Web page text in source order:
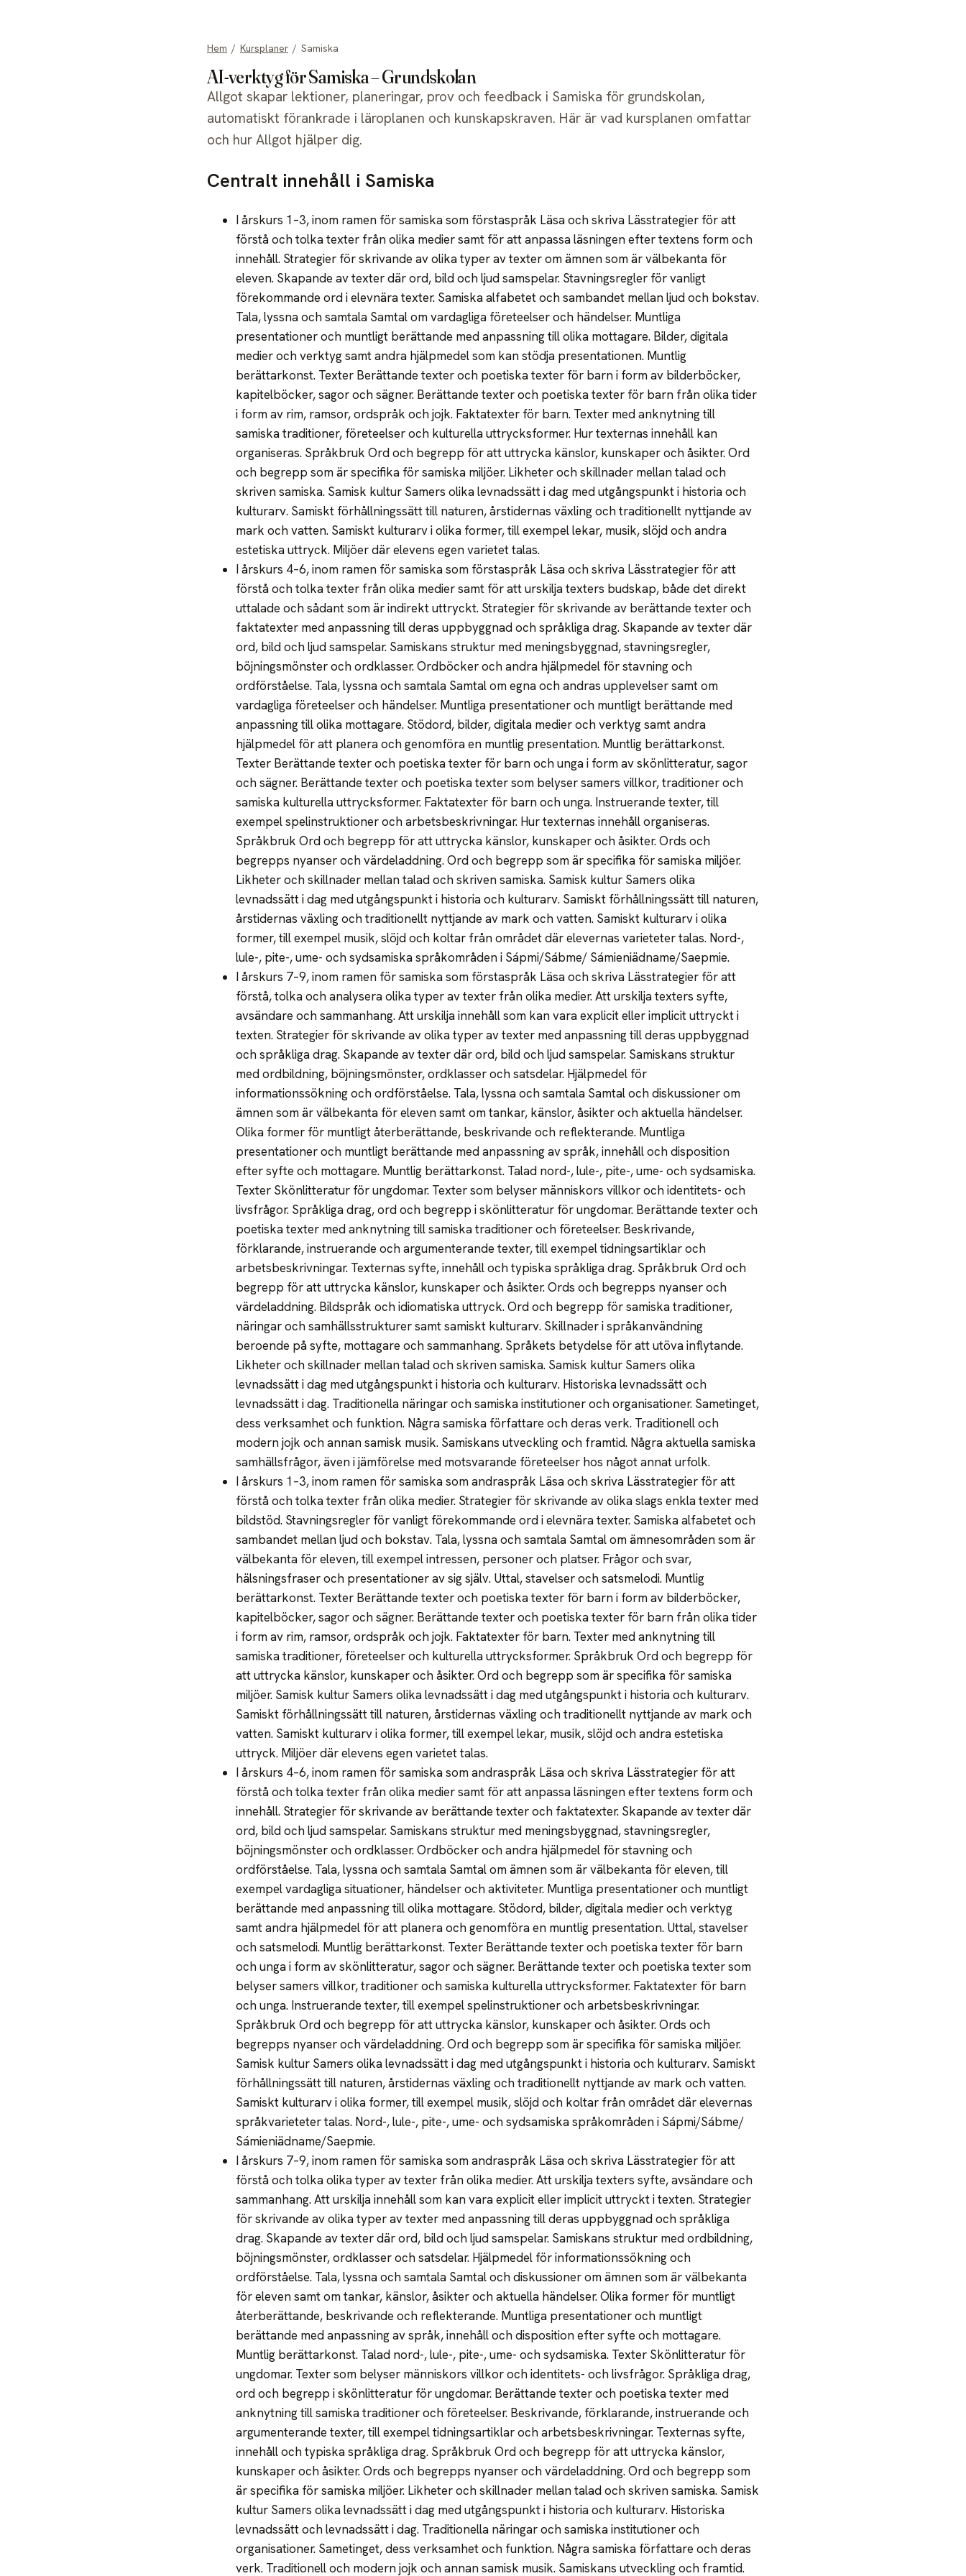
Hem / Kursplaner / Samiska
AI-verktyg för Samiska – Grundskolan
Allgot skapar lektioner, planeringar, prov och feedback i Samiska för grundskolan,
automatiskt förankrade i läroplanen och kunskapskraven. Här är vad kursplanen omfattar
och hur Allgot hjälper dig.
Centralt innehåll i Samiska
I årskurs 1–3, inom ramen för samiska som förstaspråk Läsa och skriva Lässtrategier för att
förstå och tolka texter från olika medier samt för att anpassa läsningen efter textens form och
innehåll. Strategier för skrivande av olika typer av texter om ämnen som är välbekanta för
eleven. Skapande av texter där ord, bild och ljud samspelar. Stavningsregler för vanligt
förekommande ord i elevnära texter. Samiska alfabetet och sambandet mellan ljud och bokstav.
Tala, lyssna och samtala Samtal om vardagliga företeelser och händelser. Muntliga
presentationer och muntligt berättande med anpassning till olika mottagare. Bilder, digitala
medier och verktyg samt andra hjälpmedel som kan stödja presentationen. Muntlig
berättarkonst. Texter Berättande texter och poetiska texter för barn i form av bilderböcker,
kapitelböcker, sagor och sägner. Berättande texter och poetiska texter för barn från olika tider
i form av rim, ramsor, ordspråk och jojk. Faktatexter för barn. Texter med anknytning till
samiska traditioner, företeelser och kulturella uttrycksformer. Hur texternas innehåll kan
organiseras. Språkbruk Ord och begrepp för att uttrycka känslor, kunskaper och åsikter. Ord
och begrepp som är specifika för samiska miljöer. Likheter och skillnader mellan talad och
skriven samiska. Samisk kultur Samers olika levnadssätt i dag med utgångspunkt i historia och
kulturarv. Samiskt förhållningssätt till naturen, årstidernas växling och traditionellt nyttjande av
mark och vatten. Samiskt kulturarv i olika former, till exempel lekar, musik, slöjd och andra
estetiska uttryck. Miljöer där elevens egen varietet talas.
I årskurs 4–6, inom ramen för samiska som förstaspråk Läsa och skriva Lässtrategier för att
förstå och tolka texter från olika medier samt för att urskilja texters budskap, både det direkt
uttalade och sådant som är indirekt uttryckt. Strategier för skrivande av berättande texter och
faktatexter med anpassning till deras uppbyggnad och språkliga drag. Skapande av texter där
ord, bild och ljud samspelar. Samiskans struktur med meningsbyggnad, stavningsregler,
böjningsmönster och ordklasser. Ordböcker och andra hjälpmedel för stavning och
ordförståelse. Tala, lyssna och samtala Samtal om egna och andras upplevelser samt om
vardagliga företeelser och händelser. Muntliga presentationer och muntligt berättande med
anpassning till olika mottagare. Stödord, bilder, digitala medier och verktyg samt andra
hjälpmedel för att planera och genomföra en muntlig presentation. Muntlig berättarkonst.
Texter Berättande texter och poetiska texter för barn och unga i form av skönlitteratur, sagor
och sägner. Berättande texter och poetiska texter som belyser samers villkor, traditioner och
samiska kulturella uttrycksformer. Faktatexter för barn och unga. Instruerande texter, till
exempel spelinstruktioner och arbetsbeskrivningar. Hur texternas innehåll organiseras.
Språkbruk Ord och begrepp för att uttrycka känslor, kunskaper och åsikter. Ords och
begrepps nyanser och värdeladdning. Ord och begrepp som är specifika för samiska miljöer.
Likheter och skillnader mellan talad och skriven samiska. Samisk kultur Samers olika
levnadssätt i dag med utgångspunkt i historia och kulturarv. Samiskt förhållningssätt till naturen,
årstidernas växling och traditionellt nyttjande av mark och vatten. Samiskt kulturarv i olika
former, till exempel musik, slöjd och koltar från området där elevernas varieteter talas. Nord-,
lule-, pite-, ume- och sydsamiska språkområden i Sápmi/Sábme/ Sámieniädname/Saepmie.
I årskurs 7–9, inom ramen för samiska som förstaspråk Läsa och skriva Lässtrategier för att
förstå, tolka och analysera olika typer av texter från olika medier. Att urskilja texters syfte,
avsändare och sammanhang. Att urskilja innehåll som kan vara explicit eller implicit uttryckt i
texten. Strategier för skrivande av olika typer av texter med anpassning till deras uppbyggnad
och språkliga drag. Skapande av texter där ord, bild och ljud samspelar. Samiskans struktur
med ordbildning, böjningsmönster, ordklasser och satsdelar. Hjälpmedel för
informationssökning och ordförståelse. Tala, lyssna och samtala Samtal och diskussioner om
ämnen som är välbekanta för eleven samt om tankar, känslor, åsikter och aktuella händelser.
Olika former för muntligt återberättande, beskrivande och reflekterande. Muntliga
presentationer och muntligt berättande med anpassning av språk, innehåll och disposition
efter syfte och mottagare. Muntlig berättarkonst. Talad nord-, lule-, pite-, ume- och sydsamiska.
Texter Skönlitteratur för ungdomar. Texter som belyser människors villkor och identitets- och
livsfrågor. Språkliga drag, ord och begrepp i skönlitteratur för ungdomar. Berättande texter och
poetiska texter med anknytning till samiska traditioner och företeelser. Beskrivande,
förklarande, instruerande och argumenterande texter, till exempel tidningsartiklar och
arbetsbeskrivningar. Texternas syfte, innehåll och typiska språkliga drag. Språkbruk Ord och
begrepp för att uttrycka känslor, kunskaper och åsikter. Ords och begrepps nyanser och
värdeladdning. Bildspråk och idiomatiska uttryck. Ord och begrepp för samiska traditioner,
näringar och samhällsstrukturer samt samiskt kulturarv. Skillnader i språkanvändning
beroende på syfte, mottagare och sammanhang. Språkets betydelse för att utöva inflytande.
Likheter och skillnader mellan talad och skriven samiska. Samisk kultur Samers olika
levnadssätt i dag med utgångspunkt i historia och kulturarv. Historiska levnadssätt och
levnadssätt i dag. Traditionella näringar och samiska institutioner och organisationer. Sametinget,
dess verksamhet och funktion. Några samiska författare och deras verk. Traditionell och
modern jojk och annan samisk musik. Samiskans utveckling och framtid. Några aktuella samiska
samhällsfrågor, även i jämförelse med motsvarande företeelser hos något annat urfolk.
I årskurs 1–3, inom ramen för samiska som andraspråk Läsa och skriva Lässtrategier för att
förstå och tolka texter från olika medier. Strategier för skrivande av olika slags enkla texter med
bildstöd. Stavningsregler för vanligt förekommande ord i elevnära texter. Samiska alfabetet och
sambandet mellan ljud och bokstav. Tala, lyssna och samtala Samtal om ämnesområden som är
välbekanta för eleven, till exempel intressen, personer och platser. Frågor och svar,
hälsningsfraser och presentationer av sig själv. Uttal, stavelser och satsmelodi. Muntlig
berättarkonst. Texter Berättande texter och poetiska texter för barn i form av bilderböcker,
kapitelböcker, sagor och sägner. Berättande texter och poetiska texter för barn från olika tider
i form av rim, ramsor, ordspråk och jojk. Faktatexter för barn. Texter med anknytning till
samiska traditioner, företeelser och kulturella uttrycksformer. Språkbruk Ord och begrepp för
att uttrycka känslor, kunskaper och åsikter. Ord och begrepp som är specifika för samiska
miljöer. Samisk kultur Samers olika levnadssätt i dag med utgångspunkt i historia och kulturarv.
Samiskt förhållningssätt till naturen, årstidernas växling och traditionellt nyttjande av mark och
vatten. Samiskt kulturarv i olika former, till exempel lekar, musik, slöjd och andra estetiska
uttryck. Miljöer där elevens egen varietet talas.
I årskurs 4–6, inom ramen för samiska som andraspråk Läsa och skriva Lässtrategier för att
förstå och tolka texter från olika medier samt för att anpassa läsningen efter textens form och
innehåll. Strategier för skrivande av berättande texter och faktatexter. Skapande av texter där
ord, bild och ljud samspelar. Samiskans struktur med meningsbyggnad, stavningsregler,
böjningsmönster och ordklasser. Ordböcker och andra hjälpmedel för stavning och
ordförståelse. Tala, lyssna och samtala Samtal om ämnen som är välbekanta för eleven, till
exempel vardagliga situationer, händelser och aktiviteter. Muntliga presentationer och muntligt
berättande med anpassning till olika mottagare. Stödord, bilder, digitala medier och verktyg
samt andra hjälpmedel för att planera och genomföra en muntlig presentation. Uttal, stavelser
och satsmelodi. Muntlig berättarkonst. Texter Berättande texter och poetiska texter för barn
och unga i form av skönlitteratur, sagor och sägner. Berättande texter och poetiska texter som
belyser samers villkor, traditioner och samiska kulturella uttrycksformer. Faktatexter för barn
och unga. Instruerande texter, till exempel spelinstruktioner och arbetsbeskrivningar.
Språkbruk Ord och begrepp för att uttrycka känslor, kunskaper och åsikter. Ords och
begrepps nyanser och värdeladdning. Ord och begrepp som är specifika för samiska miljöer.
Samisk kultur Samers olika levnadssätt i dag med utgångspunkt i historia och kulturarv. Samiskt
förhållningssätt till naturen, årstidernas växling och traditionellt nyttjande av mark och vatten.
Samiskt kulturarv i olika former, till exempel musik, slöjd och koltar från området där elevernas
språkvarieteter talas. Nord-, lule-, pite-, ume- och sydsamiska språkområden i Sápmi/Sábme/
Sámieniädname/Saepmie.
I årskurs 7–9, inom ramen för samiska som andraspråk Läsa och skriva Lässtrategier för att
förstå och tolka olika typer av texter från olika medier. Att urskilja texters syfte, avsändare och
sammanhang. Att urskilja innehåll som kan vara explicit eller implicit uttryckt i texten. Strategier
för skrivande av olika typer av texter med anpassning till deras uppbyggnad och språkliga
drag. Skapande av texter där ord, bild och ljud samspelar. Samiskans struktur med ordbildning,
böjningsmönster, ordklasser och satsdelar. Hjälpmedel för informationssökning och
ordförståelse. Tala, lyssna och samtala Samtal och diskussioner om ämnen som är välbekanta
för eleven samt om tankar, känslor, åsikter och aktuella händelser. Olika former för muntligt
återberättande, beskrivande och reflekterande. Muntliga presentationer och muntligt
berättande med anpassning av språk, innehåll och disposition efter syfte och mottagare.
Muntlig berättarkonst. Talad nord-, lule-, pite-, ume- och sydsamiska. Texter Skönlitteratur för
ungdomar. Texter som belyser människors villkor och identitets- och livsfrågor. Språkliga drag,
ord och begrepp i skönlitteratur för ungdomar. Berättande texter och poetiska texter med
anknytning till samiska traditioner och företeelser. Beskrivande, förklarande, instruerande och
argumenterande texter, till exempel tidningsartiklar och arbetsbeskrivningar. Texternas syfte,
innehåll och typiska språkliga drag. Språkbruk Ord och begrepp för att uttrycka känslor,
kunskaper och åsikter. Ords och begrepps nyanser och värdeladdning. Ord och begrepp som
är specifika för samiska miljöer. Likheter och skillnader mellan talad och skriven samiska. Samisk
kultur Samers olika levnadssätt i dag med utgångspunkt i historia och kulturarv. Historiska
levnadssätt och levnadssätt i dag. Traditionella näringar och samiska institutioner och
organisationer. Sametinget, dess verksamhet och funktion. Några samiska författare och deras
verk. Traditionell och modern jojk och annan samisk musik. Samiskans utveckling och framtid.